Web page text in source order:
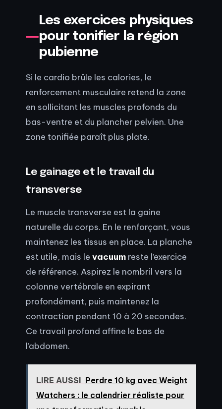
Les exercices physiques
pour tonifier la région
pubienne
Si le cardio brûle les calories, le
renforcement musculaire retend la zone
en sollicitant les muscles profonds du
bas-ventre et du plancher pelvien. Une
zone tonifiée paraît plus plate.
Le gainage et le travail du
transverse
Le muscle transverse est la gaine
naturelle du corps. En le renforçant, vous
maintenez les tissus en place. La planche
est utile, mais le vacuum reste l’exercice
de référence. Aspirez le nombril vers la
colonne vertébrale en expirant
profondément, puis maintenez la
contraction pendant 10 à 20 secondes.
Ce travail profond affine le bas de
l’abdomen.
LIRE AUSSI Perdre 10 kg avec Weight
Watchers : le calendrier réaliste pour